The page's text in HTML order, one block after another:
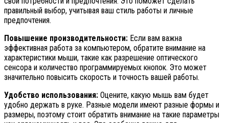
правильный выбор, учитывая ваш стиль работы и личные
предпочтения.
Повышение производительности: Если вам важна
эффективная работа за компьютером, обратите внимание на
характеристики мыши, такие как разрешение оптического
сенсора и количество программируемых кнопок. Это может
значительно повысить скорость и точность вашей работы.
Удобство использования: Оцените, какую мышь вам будет
удобно держать в руке. Разные модели имеют разные формы и
размеры, поэтому стоит обратить внимание на такие параметры